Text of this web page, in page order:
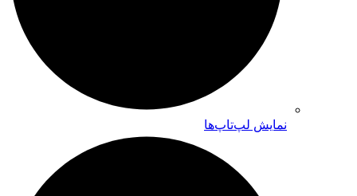
نمایش لپ‌تاپ‌ها